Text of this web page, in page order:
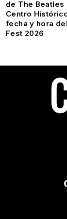
de The Beatles
Centro
fecha y hora
Fest 2026